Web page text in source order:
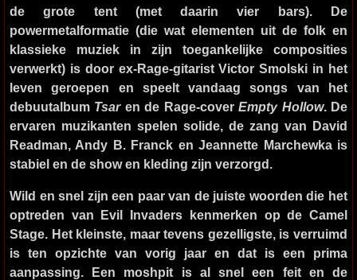
de grote tent (met daarin vier bars). De
powermetalformatie (die wat elementen uit de folk en
klassieke muziek in zijn toegankelijke composities
verwerkt) is door ex-Rage-gitarist Victor Smolski in het
leven geroepen en speelt vandaag songs van het
debuutalbum Tsaren de Rage-coverEmpty Hollow. De
ervaren muzikanten spelen solide, de zang van David
Readman, Andy B. Franck en Jeannette Marchewka is
stabiel en de show en kleding zijn verzorgd.
Wild en snel zijn een paar van de juiste woorden die het
optreden van Evil Invaders kenmerken op de Camel
Stage. Het kleinste, maar tevens gezelligste, is verruimd
is ten opzichte van vorig jaar en dat is een prima
aanpassing. Een moshpit is al snel een feit en de